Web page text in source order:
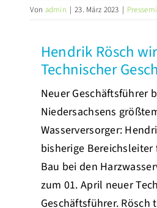
INFOSERVICE
KARRIERE
PRESSE
Von admin | 23. März 2023 |
Hendrik Rösch
Technischer
Neuer Geschäftsführer
Niedersachsens
Wasserversorger:
bisherige
Bau bei den
zum 01. April neuer
Geschäftsführer.